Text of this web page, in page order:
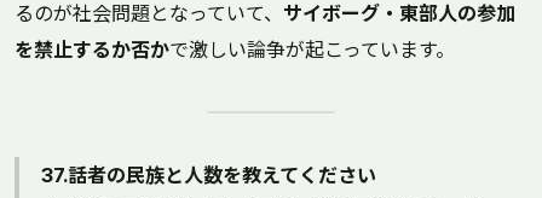
るのが社会問題となっていて、 サイボーグ・東部人の参加
を禁止するか否かで激しい論争が起こっています。
37.話者の民族と人数を教えてください